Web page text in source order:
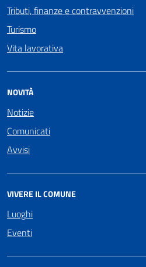
Tributi, finanze e contravvenzioni
Turismo
Vita lavorativa
NOVITÀ
Notizie
Comunicati
Avvisi
VIVERE IL COMUNE
Luoghi
Eventi